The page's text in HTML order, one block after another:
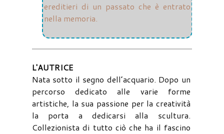
ereditieri di un passato che è entrato
nella memoria.
L'AUTRICE
Nata sotto il segno dell’acquario. Dopo un
percorso dedicato alle varie forme
artistiche, la sua passione per la creatività
la porta a dedicarsi alla scultura.
Collezionista di tutto ciò che ha il fascino